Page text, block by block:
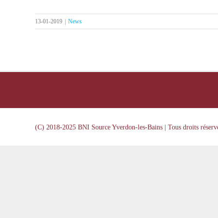
13-01-2019 News
(C) 2018-2025 BNI Source Yverdon-les-Bains | Tous droits